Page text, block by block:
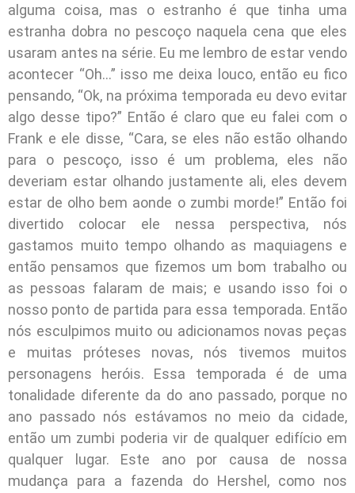
alguma coisa, mas o estranho é que tinha uma
estranha dobra no pescoço naquela cena que eles
usaram antes na série. Eu me lembro de estar vendo
acontecer “Oh…” isso me deixa louco, então eu fico
pensando, “Ok, na próxima temporada eu devo evitar
algo desse tipo?” Então é claro que eu falei com o
Frank e ele disse, “Cara, se eles não estão olhando
para o pescoço, isso é um problema, eles não
deveriam estar olhando justamente ali, eles devem
estar de olho bem aonde o zumbi morde!” Então foi
divertido colocar ele nessa perspectiva, nós
gastamos muito tempo olhando as maquiagens e
então pensamos que fizemos um bom trabalho ou
as pessoas falaram de mais; e usando isso foi o
nosso ponto de partida para essa temporada. Então
nós esculpimos muito ou adicionamos novas peças
e muitas próteses novas, nós tivemos muitos
personagens heróis. Essa temporada é de uma
tonalidade diferente da do ano passado, porque no
ano passado nós estávamos no meio da cidade,
então um zumbi poderia vir de qualquer edifício em
qualquer lugar. Este ano por causa de nossa
mudança para a fazenda do Hershel, como nos